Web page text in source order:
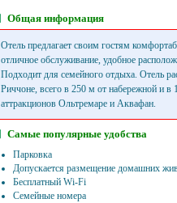
Общая информация
Отель предлагает своим гостям
отличное обслуживание, удобное
Подходит для семейного отдыха. Отель
Риччоне, всего в 250 м от набережной и в
аттракционов Ольтремаре и Аквафан.
Самые популярные удобства
Парковка
Допускается размещение домашних
Бесплатный Wi-Fi
Семейные номера